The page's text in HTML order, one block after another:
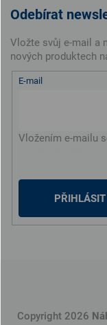
Odebírat
Vložte svůj e-mail a
nových produktech
E-mail
Vložením e-mailu
PŘIHLÁSIT
Copyright 2026